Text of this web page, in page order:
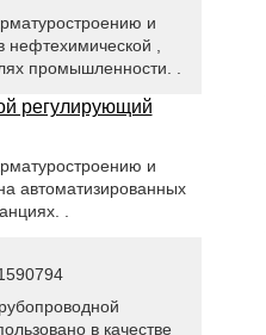
и
,
промышленности. .
регулирующий
и
автоматизированных
.
в качестве